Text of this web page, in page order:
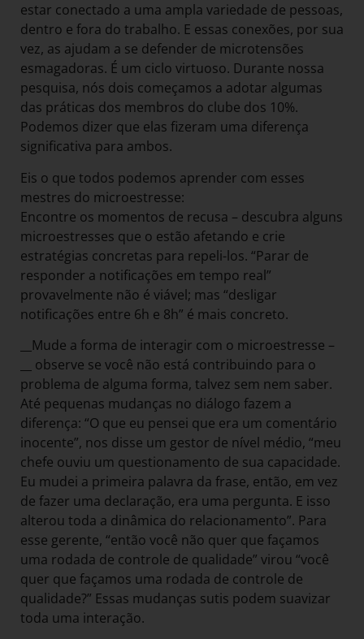
estar conectado a uma ampla variedade de pessoas,
dentro e fora do trabalho. E essas conexões, por sua
vez, as ajudam a se defender de microtensões
esmagadoras. É um ciclo virtuoso. Durante nossa
pesquisa, nós dois começamos a adotar algumas
das práticas dos membros do clube dos 10%.
Podemos dizer que elas fizeram uma diferença
significativa para ambos.
Eis o que todos podemos aprender com esses
mestres do microestresse:
Encontre os momentos de recusa – descubra alguns
microestresses que o estão afetando e crie
estratégias concretas para repeli-los. “Parar de
responder a notificações em tempo real”
provavelmente não é viável; mas “desligar
notificações entre 6h e 8h” é mais concreto.
__Mude a forma de interagir com o microestresse –
__ observe se você não está contribuindo para o
problema de alguma forma, talvez sem nem saber.
Até pequenas mudanças no diálogo fazem a
diferença: “O que eu pensei que era um comentário
inocente”, nos disse um gestor de nível médio, “meu
chefe ouviu um questionamento de sua capacidade.
Eu mudei a primeira palavra da frase, então, em vez
de fazer uma declaração, era uma pergunta. E isso
alterou toda a dinâmica do relacionamento”. Para
esse gerente, “então você não quer que façamos
uma rodada de controle de qualidade” virou “você
quer que façamos uma rodada de controle de
qualidade?” Essas mudanças sutis podem suavizar
toda uma interação.